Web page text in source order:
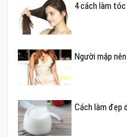
4 cách làm
Người mập
Cách làm đẹp